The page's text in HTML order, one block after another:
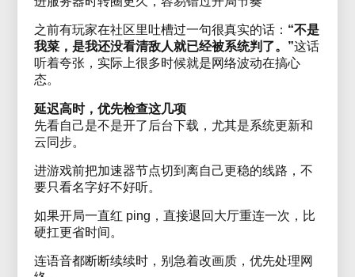
之前有玩家在社区里吐槽过一句很真实的话： “不是
我菜，是我还没看清敌人就已经被系统判了。”这话
听着夸张，实际上很多时候就是网络波动在搞心
态。
延迟高时，优先检查这几项
先看自己是不是开了后台下载，尤其是系统更新和
云同步。
进游戏前把加速器节点切到离自己更稳的线路，不
要只看名字好不好听。
如果开局一直红 ping，直接退回大厅重连一次，比
硬扛更省时间。
连语音都断断续续时，别急着改画质，优先处理网